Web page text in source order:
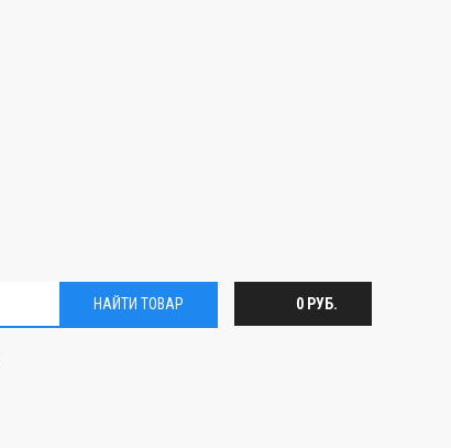
НАЙТИ ТОВАР 0 РУБ.